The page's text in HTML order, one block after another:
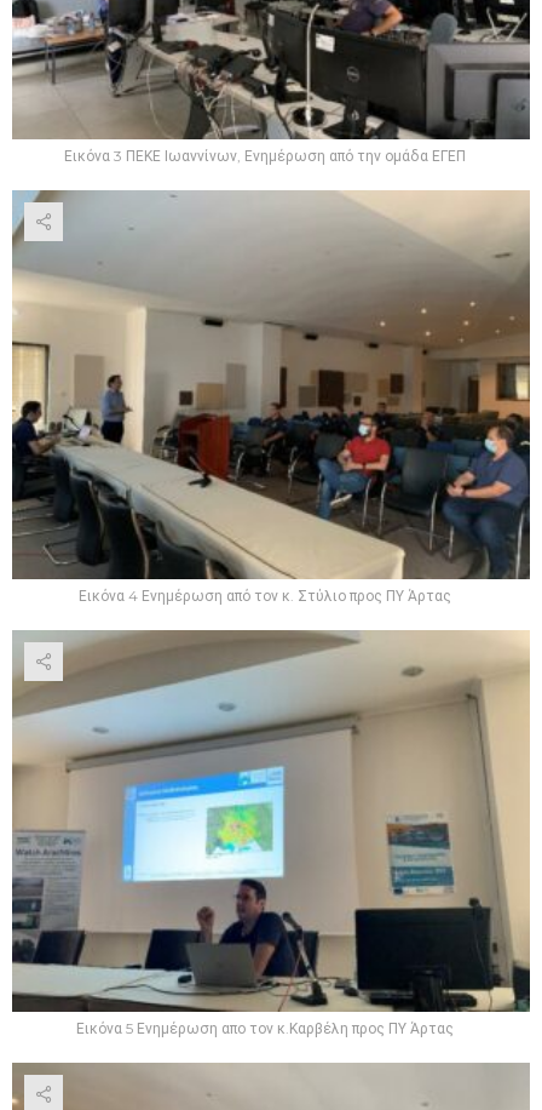
Εικόνα 3 ΠΕΚΕ Ιωαννίνων, Ενημέρωση από την ομάδα ΕΓΕΠ
Εικόνα 4 Ενημέρωση από τον κ. Στύλιο προς ΠΥ Άρτας
Εικόνα 5 Ενημέρωση απο τον κ.Καρβέλη προς ΠΥ Άρτας